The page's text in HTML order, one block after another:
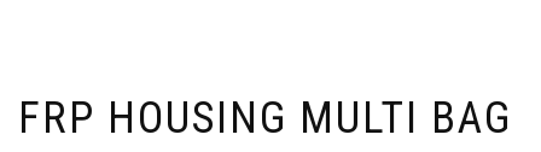
FRP HOUSING MULTI BAG